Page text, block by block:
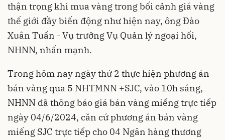
thận trọng khi mua vàng trong bối cảnh giá vàng
thế giới đầy biến động như hiện nay, ông Đào
Xuân Tuấn - Vụ trưởng Vụ Quản lý ngoại hối,
NHNN, nhấn mạnh.
Trong hôm nay ngày thứ 2 thực hiện phương án
bán vàng qua 5 NHTMNN +SJC, vào 10h sáng,
NHNN đã thông báo giá bán vàng miếng trực tiếp
ngày 04/6/2024, căn cứ phương án bán vàng
miếng SJC trực tiếp cho 04 Ngân hàng thương